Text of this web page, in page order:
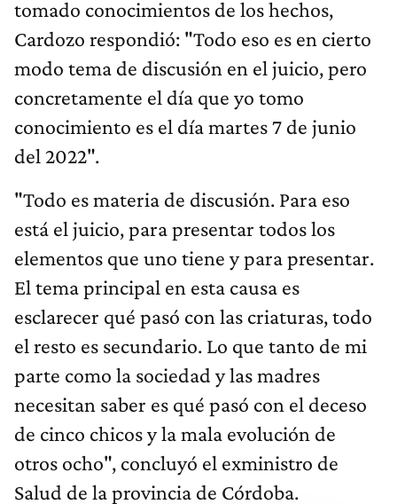
tomado conocimientos de los hechos,
Cardozo respondió: "Todo eso es en cierto
modo tema de discusión en el juicio, pero
concretamente el día que yo tomo
conocimiento es el día martes 7 de junio
del 2022".
"Todo es materia de discusión. Para eso
está el juicio, para presentar todos los
elementos que uno tiene y para presentar.
El tema principal en esta causa es
esclarecer qué pasó con las criaturas, todo
el resto es secundario. Lo que tanto de mi
parte como la sociedad y las madres
necesitan saber es qué pasó con el deceso
de cinco chicos y la mala evolución de
otros ocho", concluyó el exministro de
Salud de la provincia de Córdoba.